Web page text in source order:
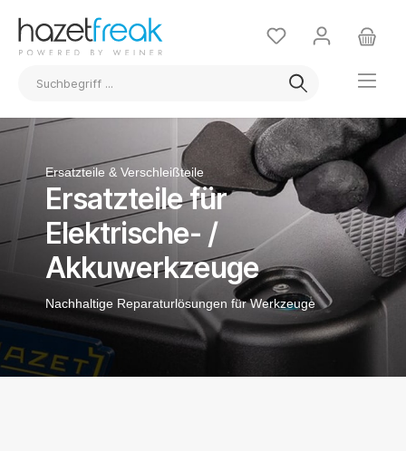
Ersatzteile & Verschleißteile
Ersatzteile für
Elektrische- /
Akkuwerkzeuge
Nachhaltige Reparaturlösungen für Werkzeuge